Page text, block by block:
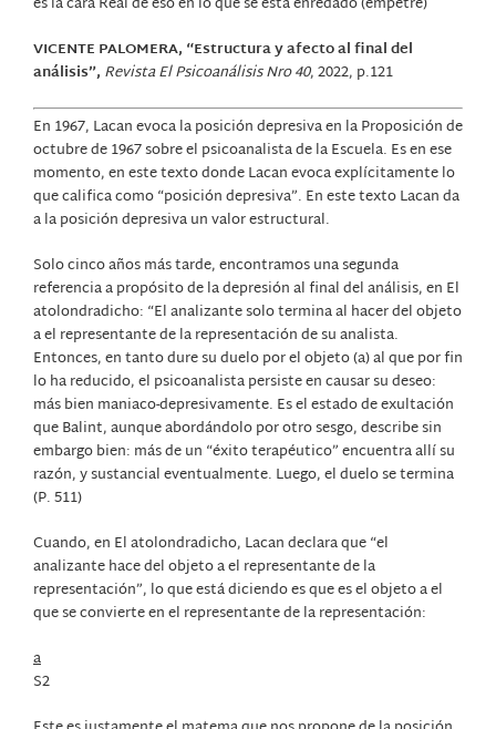
VICENTE PALOMERA, “Estructura y afecto al final del
análisis”, Revista El Psicoanálisis Nro 40, 2022, p.121
En 1967, Lacan evoca la posición depresiva en la Proposición de
octubre de 1967 sobre el psicoanalista de la Escuela. Es en ese
momento, en este texto donde Lacan evoca explícitamente lo
que califica como “posición depresiva”. En este texto Lacan da
a la posición depresiva un valor estructural.
Solo cinco años más tarde, encontramos una segunda
referencia a propósito de la depresión al final del análisis, en El
atolondradicho: “El analizante solo termina al hacer del objeto
a el representante de la representación de su analista.
Entonces, en tanto dure su duelo por el objeto (a) al que por fin
lo ha reducido, el psicoanalista persiste en causar su deseo:
más bien maniaco-depresivamente. Es el estado de exultación
que Balint, aunque abordándolo por otro sesgo, describe sin
embargo bien: más de un “éxito terapéutico” encuentra allí su
razón, y sustancial eventualmente. Luego, el duelo se termina
(P. 511)
Cuando, en El atolondradicho, Lacan declara que “el
analizante hace del objeto a el representante de la
representación”, lo que está diciendo es que es el objeto a el
que se convierte en el representante de la representación:
a
S2